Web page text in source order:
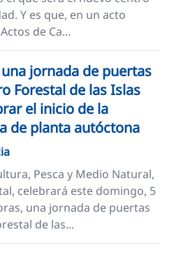
Y es que, en un acto
de Ca...
jornada de puertas
Forestal de las Islas
el inicio de la
de planta autóctona
Pesca y Medio Natural,
celebrará este domingo, 5
una jornada de puertas
de las...